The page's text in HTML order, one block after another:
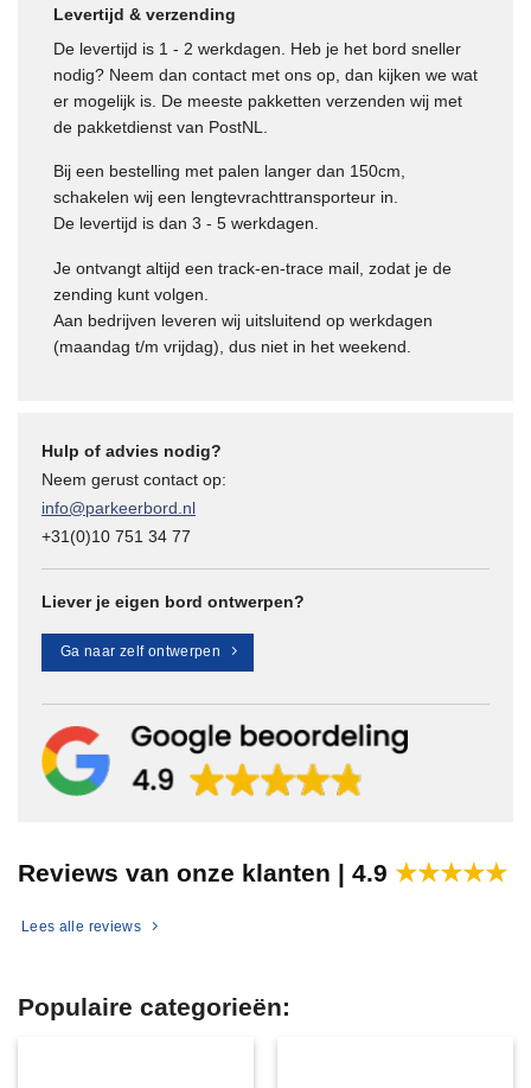
Levertijd & verzending
De levertijd is 1 - 2 werkdagen. Heb je het bord sneller
nodig? Neem dan contact met ons op, dan kijken we wat
er mogelijk is. De meeste pakketten verzenden wij met
de pakketdienst van PostNL.
Bij een bestelling met palen langer dan 150cm,
schakelen wij een lengtevrachttransporteur in.
De levertijd is dan 3 - 5 werkdagen.
Je ontvangt altijd een track-en-trace mail, zodat je de
zending kunt volgen.
Aan bedrijven leveren wij uitsluitend op werkdagen
(maandag t/m vrijdag), dus niet in het weekend.
Hulp of advies nodig?
Neem gerust contact op:
info@parkeerbord.nl
+31(0)10 751 34 77
Liever je eigen bord ontwerpen?
Ga naar zelf ontwerpen
Reviews van onze klanten | 4.9 ★★★★★
Lees alle reviews
Populaire categorieën: